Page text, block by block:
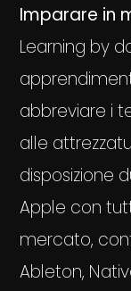
Imparare in
Learning by
abbreviare i
alle
disposizione
Apple con
mercato,
Ableton,